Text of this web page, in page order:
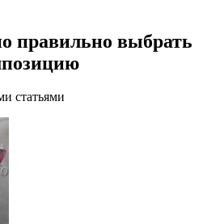
правильно выбрать
статьями